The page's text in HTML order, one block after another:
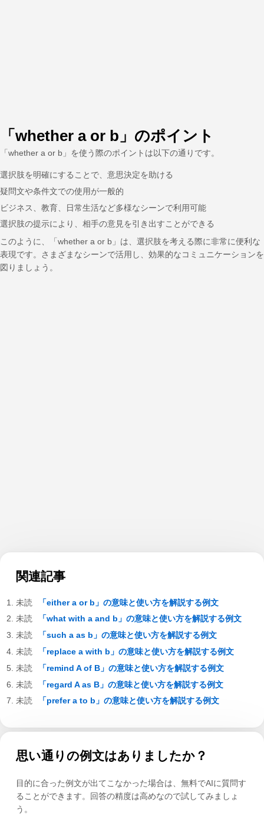
「whether a or b」のポイント
「whether a or b」を使う際のポイントは以下の通りです。
選択肢を明確にすることで、意思決定を助ける
疑問文や条件文での使用が一般的
ビジネス、教育、日常生活など多様なシーンで利用可能
選択肢の提示により、相手の意見を引き出すことができる
このように、「whether a or b」は、選択肢を考える際に非常に便利な
表現です。さまざまなシーンで活用し、効果的なコミュニケーションを
図りましょう。
関連記事
「either a or b」の意味と使い方を解説する例文
「what with a and b」の意味と使い方を解説する例文
「such a as b」の意味と使い方を解説する例文
「replace a with b」の意味と使い方を解説する例文
「remind A of B」の意味と使い方を解説する例文
「regard A as B」の意味と使い方を解説する例文
「prefer a to b」の意味と使い方を解説する例文
思い通りの例文はありましたか？
目的に合った例文が出てこなかった場合は、無料でAIに質問す
ることができます。回答の精度は高めなので試してみましょ
う。